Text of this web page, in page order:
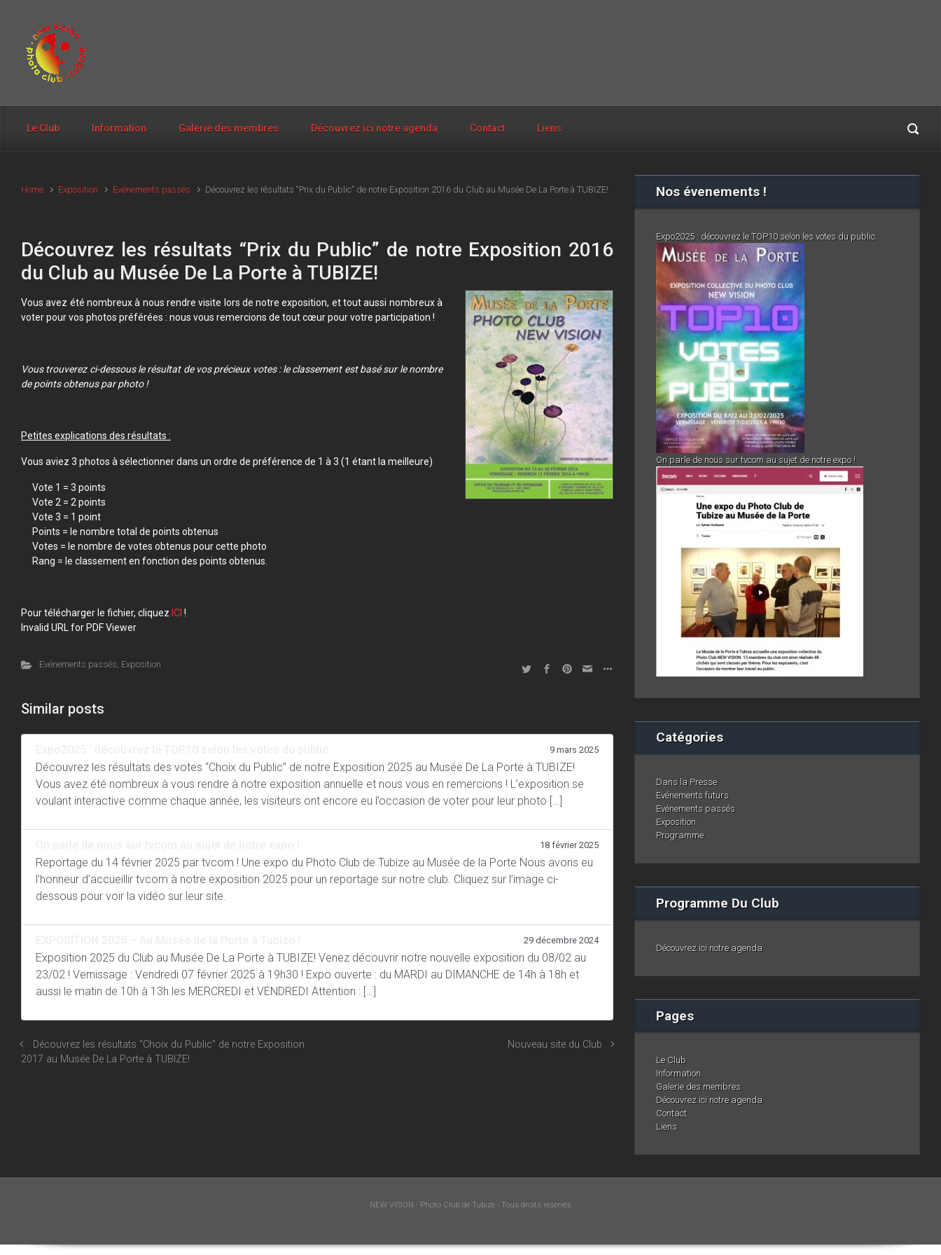
Le Club Information Galerie des membres Découvrez ici notre agenda Contact Liens
Home Exposition Evénements passés Découvrez les résultats “Prix du Public” de notre Exposition 2016 du Club au Musée De La Porte à TUBIZE!
Découvrez les résultats “Prix du Public” de notre Exposition 2016
du Club au Musée De La Porte à TUBIZE!
Vous avez été nombreux à nous rendre visite lors de notre exposition, et tout aussi nombreux à
voter pour vos photos préférées : nous vous remercions de tout cœur pour votre participation !
Vous trouverez ci-dessous le résultat de vos précieux votes : le classement est basé sur le nombre
de points obtenus par photo !
Petites explications des résultats :
Vous aviez 3 photos à sélectionner dans un ordre de préférence de 1 à 3 (1 étant la meilleure)
Vote 1 = 3 points
Vote 2 = 2 points
Vote 3 = 1 point
Points = le nombre total de points obtenus
Votes = le nombre de votes obtenus pour cette photo
Rang = le classement en fonction des points obtenus.
Pour télécharger le fichier, cliquez ICI !
Invalid URL for PDF Viewer
Evénements passés, Exposition
Similar posts
9 mars 2025
Découvrez les résultats des votes “Choix du Public” de notre Exposition 2025 au Musée De La Porte à TUBIZE!
Vous avez été nombreux à vous rendre à notre exposition annuelle et nous vous en remercions ! L’exposition se
voulant interactive comme chaque année, les visiteurs ont encore eu l’occasion de voter pour leur photo […]
18 février 2025
Reportage du 14 février 2025 par tvcom ! Une expo du Photo Club de Tubize au Musée de la Porte Nous avons eu
l’honneur d’accueillir tvcom à notre exposition 2025 pour un reportage sur notre club. Cliquez sur l’image ci-
dessous pour voir la vidéo sur leur site.
29 décembre 2024
Exposition 2025 du Club au Musée De La Porte à TUBIZE! Venez découvrir notre nouvelle exposition du 08/02 au
23/02 ! Vernissage : Vendredi 07 février 2025 à 19h30 ! Expo ouverte : du MARDI au DIMANCHE de 14h à 18h et
aussi le matin de 10h à 13h les MERCREDI et VENDREDI Attention : […]
Découvrez les résultats “Choix du Public” de notre Exposition
2017 au Musée De La Porte à TUBIZE!
Nouveau site du Club
Nos évenements !
Expo2025 : découvrez le TOP10 selon les votes du public.
On parle de nous sur tvcom au sujet de notre expo !
Catégories
Dans la Presse
Evénements futurs
Evénements passés
Exposition
Programme
Programme Du Club
Découvrez ici notre agenda
Pages
Le Club
Information
Galerie des membres
Découvrez ici notre agenda
Contact
Liens
NEW VISION - Photo Club de Tubize - Tous droits réservés